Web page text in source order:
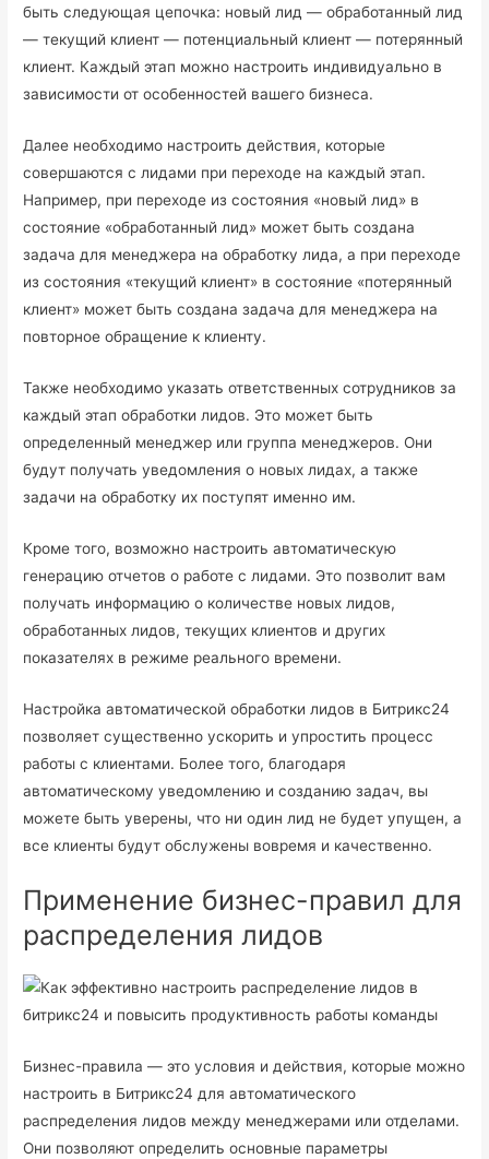
быть следующая цепочка: новый лид — обработанный лид
— текущий клиент — потенциальный клиент — потерянный
клиент. Каждый этап можно настроить индивидуально в
зависимости от особенностей вашего бизнеса.
Далее необходимо настроить действия, которые
совершаются с лидами при переходе на каждый этап.
Например, при переходе из состояния «новый лид» в
состояние «обработанный лид» может быть создана
задача для менеджера на обработку лида, а при переходе
из состояния «текущий клиент» в состояние «потерянный
клиент» может быть создана задача для менеджера на
повторное обращение к клиенту.
Также необходимо указать ответственных сотрудников за
каждый этап обработки лидов. Это может быть
определенный менеджер или группа менеджеров. Они
будут получать уведомления о новых лидах, а также
задачи на обработку их поступят именно им.
Кроме того, возможно настроить автоматическую
генерацию отчетов о работе с лидами. Это позволит вам
получать информацию о количестве новых лидов,
обработанных лидов, текущих клиентов и других
показателях в режиме реального времени.
Настройка автоматической обработки лидов в Битрикс24
позволяет существенно ускорить и упростить процесс
работы с клиентами. Более того, благодаря
автоматическому уведомлению и созданию задач, вы
можете быть уверены, что ни один лид не будет упущен, а
все клиенты будут обслужены вовремя и качественно.
Применение бизнес-правил для
распределения лидов
Бизнес-правила — это условия и действия, которые можно
настроить в Битрикс24 для автоматического
распределения лидов между менеджерами или отделами.
Они позволяют определить основные параметры